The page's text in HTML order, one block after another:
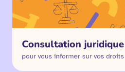
Consultation juridique
pour vous informer sur vos droits